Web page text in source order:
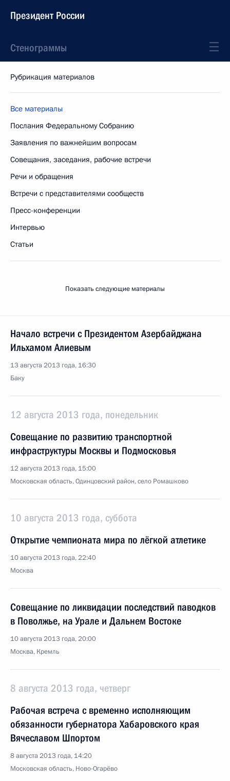
Президент России
Стенограммы
Рубрикация материалов
Все материалы
Послания Федеральному Собранию
Заявления по важнейшим вопросам
Совещания, заседания, рабочие встречи
Речи и обращения
Встречи с представителями сообществ
Пресс-конференции
Интервью
Статьи
Показать следующие материалы
Начало встречи с Президентом Азербайджана
Ильхамом Алиевым
13 августа 2013 года, 16:30
Баку
12 августа 2013 года, понедельник
Совещание по развитию транспортной
инфраструктуры Москвы и Подмосковья
12 августа 2013 года, 15:00
Московская область, Одинцовский район, село Ромашково
10 августа 2013 года, суббота
Открытие чемпионата мира по лёгкой атлетике
10 августа 2013 года, 22:40
Москва
Совещание по ликвидации последствий паводков
в Поволжье, на Урале и Дальнем Востоке
10 августа 2013 года, 20:00
Москва, Кремль
8 августа 2013 года, четверг
Рабочая встреча с временно исполняющим
обязанности губернатора Хабаровского края
Вячеславом Шпортом
8 августа 2013 года, 14:20
Московская область, Ново-Огарёво